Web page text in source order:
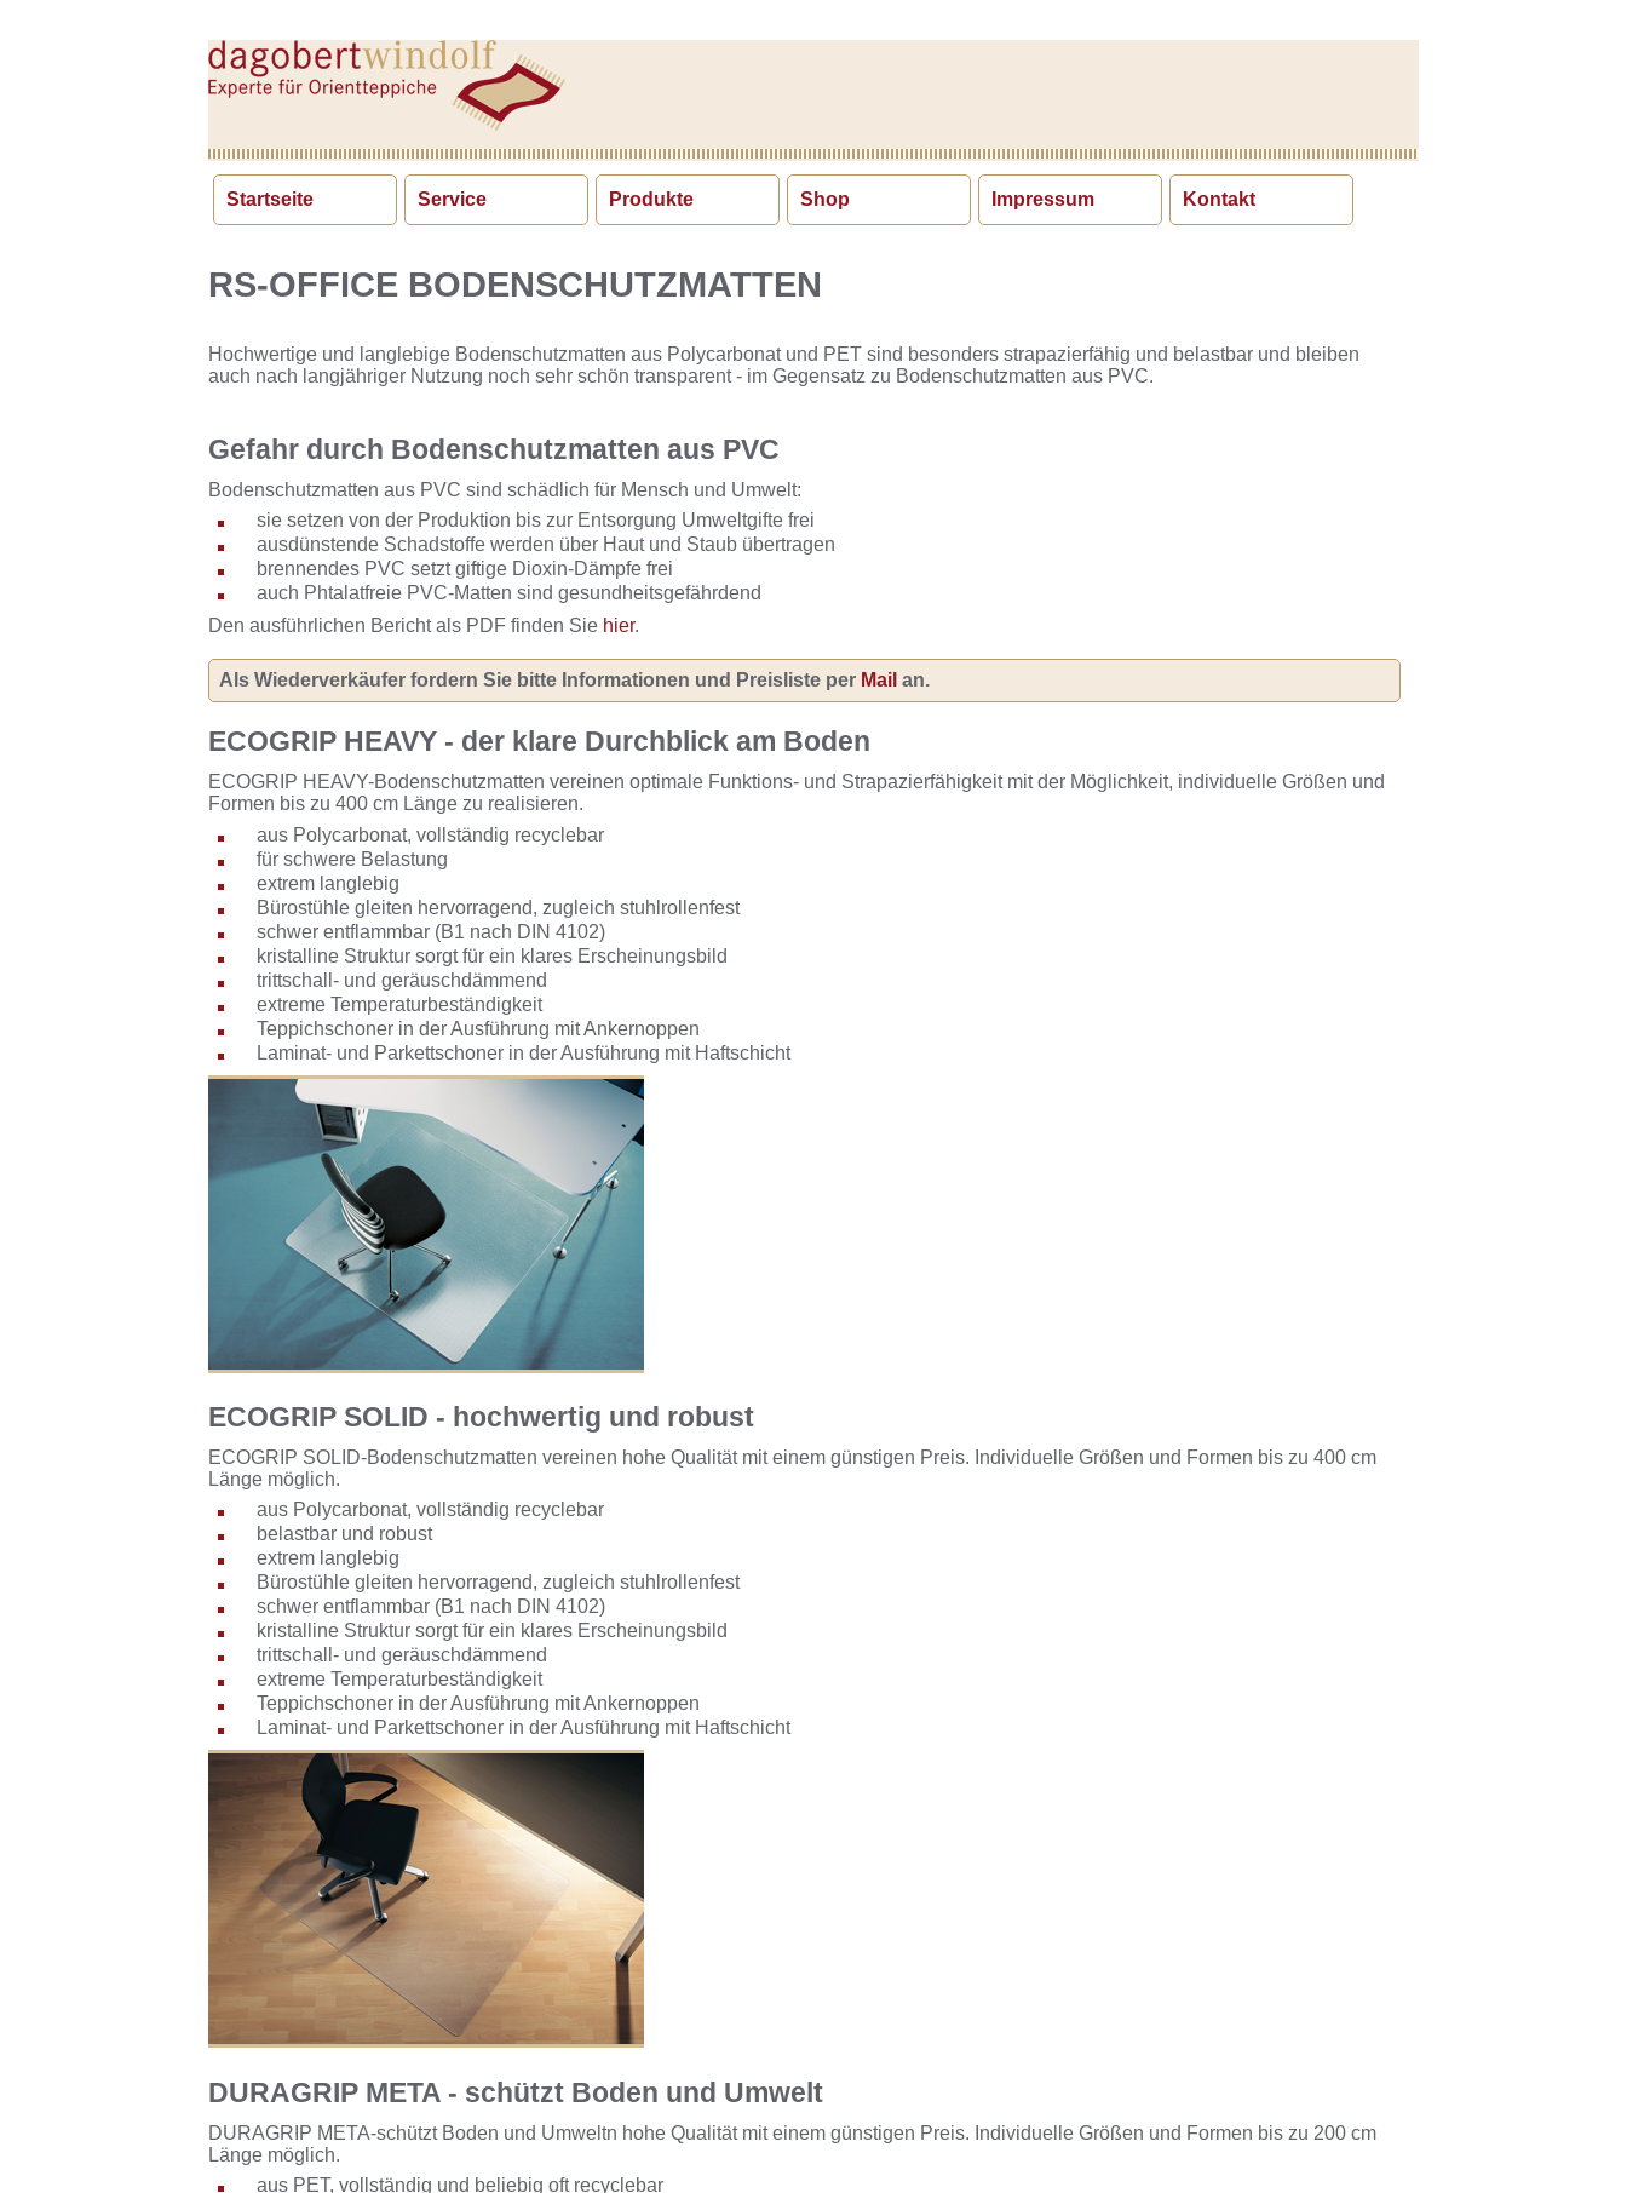
Startseite Service Produkte Shop Impressum Kontakt
RS-OFFICE BODENSCHUTZMATTEN
Hochwertige und langlebige Bodenschutzmatten aus Polycarbonat und PET sind besonders strapazierfähig und belastbar und bleiben
auch nach langjähriger Nutzung noch sehr schön transparent - im Gegensatz zu Bodenschutzmatten aus PVC.
Gefahr durch Bodenschutzmatten aus PVC
Bodenschutzmatten aus PVC sind schädlich für Mensch und Umwelt:
sie setzen von der Produktion bis zur Entsorgung Umweltgifte frei
ausdünstende Schadstoffe werden über Haut und Staub übertragen
brennendes PVC setzt giftige Dioxin-Dämpfe frei
auch Phtalatfreie PVC-Matten sind gesundheitsgefährdend
Den ausführlichen Bericht als PDF finden Sie hier.
Als Wiederverkäufer fordern Sie bitte Informationen und Preisliste per Mail an.
ECOGRIP HEAVY - der klare Durchblick am Boden
ECOGRIP HEAVY-Bodenschutzmatten vereinen optimale Funktions- und Strapazierfähigkeit mit der Möglichkeit, individuelle Größen und
Formen bis zu 400 cm Länge zu realisieren.
aus Polycarbonat, vollständig recyclebar
für schwere Belastung
extrem langlebig
Bürostühle gleiten hervorragend, zugleich stuhlrollenfest
schwer entflammbar (B1 nach DIN 4102)
kristalline Struktur sorgt für ein klares Erscheinungsbild
trittschall- und geräuschdämmend
extreme Temperaturbeständigkeit
Teppichschoner in der Ausführung mit Ankernoppen
Laminat- und Parkettschoner in der Ausführung mit Haftschicht
ECOGRIP SOLID - hochwertig und robust
ECOGRIP SOLID-Bodenschutzmatten vereinen hohe Qualität mit einem günstigen Preis. Individuelle Größen und Formen bis zu 400 cm
Länge möglich.
aus Polycarbonat, vollständig recyclebar
belastbar und robust
extrem langlebig
Bürostühle gleiten hervorragend, zugleich stuhlrollenfest
schwer entflammbar (B1 nach DIN 4102)
kristalline Struktur sorgt für ein klares Erscheinungsbild
trittschall- und geräuschdämmend
extreme Temperaturbeständigkeit
Teppichschoner in der Ausführung mit Ankernoppen
Laminat- und Parkettschoner in der Ausführung mit Haftschicht
DURAGRIP META - schützt Boden und Umwelt
DURAGRIP META-schützt Boden und Umweltn hohe Qualität mit einem günstigen Preis. Individuelle Größen und Formen bis zu 200 cm
Länge möglich.
aus PET, vollständig und beliebig oft recyclebar